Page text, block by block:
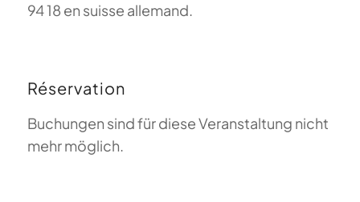
94 18 en suisse allemand.
Réservation
Buchungen sind für diese Veranstaltung nicht
mehr möglich.